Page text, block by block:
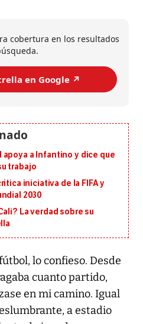
cobertura en los resultados
en Google ↗️
a Infantino y dice que
trabajo
iniciativa de la FIFA y
2030
La verdad sobre su
lo confieso. Desde
cuanto partido,
en mi camino. Igual
a estadio